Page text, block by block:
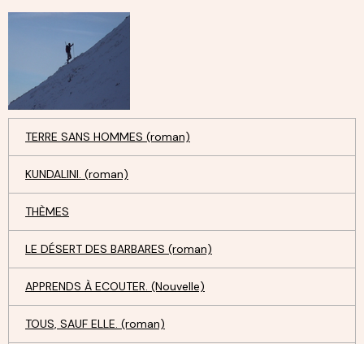
TERRE SANS HOMMES (roman)
KUNDALINI. (roman)
THÈMES
LE DÉSERT DES BARBARES (roman)
APPRENDS À ECOUTER. (Nouvelle)
TOUS, SAUF ELLE. (roman)